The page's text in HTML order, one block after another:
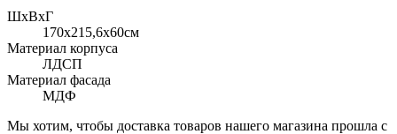
ШхВхГ
170x215,6х60см
Материал корпуса
ЛДСП
Материал фасада
МДФ
Мы хотим, чтобы доставка товаров нашего магазина прошла с